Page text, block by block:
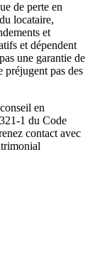
de perte en
locataire,
et
et dépendent
une garantie de
préjugent pas des
en
1 du Code
contact avec